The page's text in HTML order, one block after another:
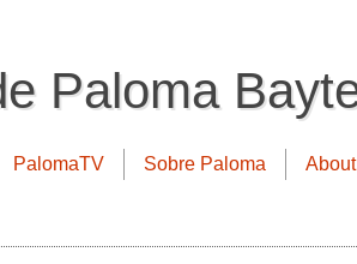
Paloma
PalomaTV Sobre Paloma